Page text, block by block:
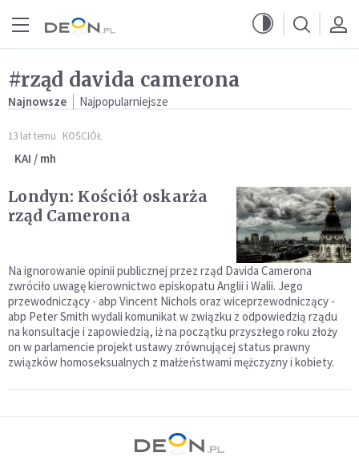
#rząd davida camerona
Najnowsze Najpopularniejsze
13 lat temu KOŚCIÓŁ
KAI / mh
Londyn: Kościół oskarża
rząd Camerona
Na ignorowanie opinii publicznej przez rząd Davida Camerona
zwróciło uwagę kierownictwo episkopatu Anglii i Walii. Jego
przewodniczący - abp Vincent Nichols oraz wiceprzewodniczący -
abp Peter Smith wydali komunikat w związku z odpowiedzią rządu
na konsultacje i zapowiedzią, iż na początku przyszłego roku złoży
on w parlamencie projekt ustawy zrównującej status prawny
związków homoseksualnych z małżeństwami mężczyzny i kobiety.